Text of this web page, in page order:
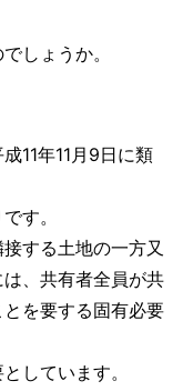
しょうか。
11年11月9日に類
す。
する土地の一方又
、共有者全員が共
を要する固有必要
しています。